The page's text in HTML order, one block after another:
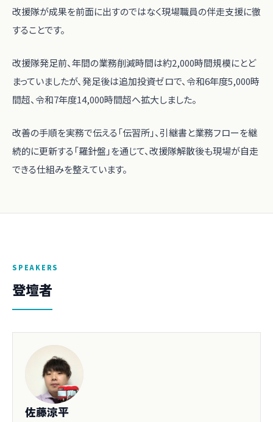
改援隊が成果を前面に出すのではなく現場職員の伴走支援に徹
することです。
改援隊発足前、年間の業務削減時間は約2,000時間規模にとど
まっていましたが、発足後は追加投資ゼロで、令和6年度5,000時
間超、令和7年度14,000時間超へ拡大しました。
改善の手順を実務で伝える「伝習所」、引継書と業務フローを継
続的に更新する「羅針盤」を通じて、改援隊解散後も現場が自走
できる仕組みを整えています。
SPEAKERS
登壇者
佐藤涼平